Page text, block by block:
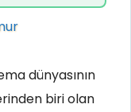
dünyasının
biri olan